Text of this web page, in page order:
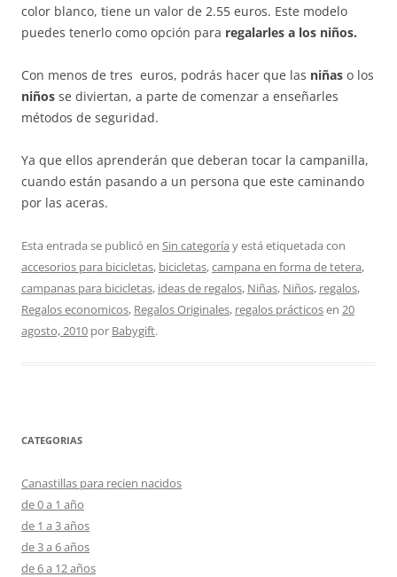
color blanco, tiene un valor de 2.55 euros. Este modelo
puedes tenerlo como opción para regalarles a los niños.
Con menos de tres euros, podrás hacer que las niñas o los
niños se diviertan, a parte de comenzar a enseñarles
métodos de seguridad.
Ya que ellos aprenderán que deberan tocar la campanilla,
cuando están pasando a un persona que este caminando
por las aceras.
Esta entrada se publicó en Sin categoría y está etiquetada con
accesorios para bicicletas, bicicletas,campana en forma de tetera,
campanas para bicicletas, ideas de regalos, Niñas, Niños, regalos,
Regalos economicos, Regalos Originales, regalos prácticosen 20
agosto, 2010 por Babygift.
CATEGORIAS
Canastillas para recien nacidos
de 0 a 1 año
de 1 a 3 años
de 3 a 6 años
de 6 a 12 años